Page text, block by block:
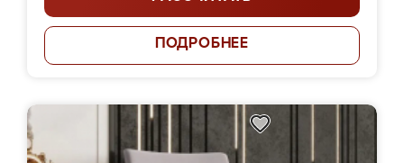
ПОДРОБНЕЕ